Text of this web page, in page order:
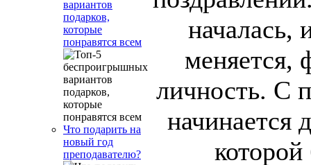
вариантов
подарков,
которые
понравятся всем
Что подарить на
новый год
преподавателю?
началась,
меняется,
личность. С
начинается